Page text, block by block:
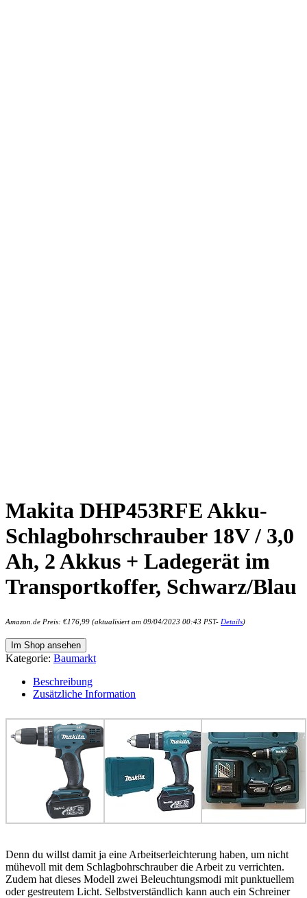
Makita DHP453RFE Akku-
Schlagbohrschrauber 18V / 3,0
Ah, 2 Akkus + Ladegerät im
Transportkoffer, Schwarz/Blau
Amazon.de Preis: €176,99 (aktualisiert am 09/04/2023 00:43 PST- Details)
Im Shop ansehen
Kategorie: Baumarkt
Beschreibung
Zusätzliche Information
Denn du willst damit ja eine Arbeitserleichterung haben, um nicht
mühevoll mit dem Schlagbohrschrauber die Arbeit zu verrichten.
Zudem hat dieses Modell zwei Beleuchtungsmodi mit punktuellem
oder gestreutem Licht. Selbstverständlich kann auch ein Schreiner